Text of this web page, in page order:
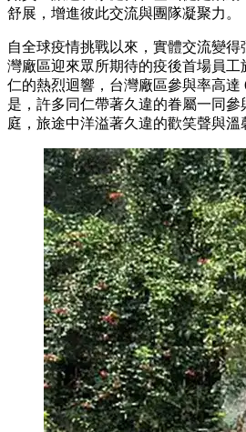
舒展，增進彼此交流與團隊凝聚力。
自全球疫情挑戰以來，實體交流變得
灣廠區迎來眾所期待的疫後首場員工
仁的熱烈迴響，台灣廠區參與率高達
是，許多同仁帶著久違的眷屬一同
庭，旅途中洋溢著久違的歡笑聲與溫